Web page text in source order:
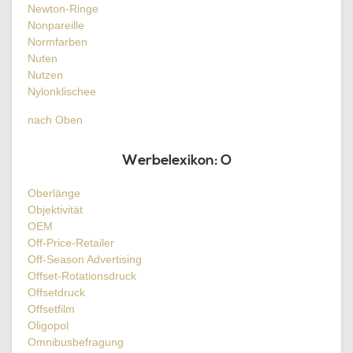
Newton-Ringe
Nonpareille
Normfarben
Nuten
Nutzen
Nylonklischee
nach Oben
Werbelexikon:O
Oberlänge
Objektivität
OEM
Off-Price-Retailer
Off-Season Advertising
Offset-Rotationsdruck
Offsetdruck
Offsetfilm
Oligopol
Omnibusbefragung